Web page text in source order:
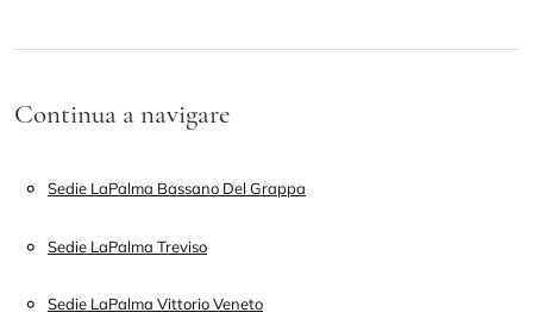
Continua a navigare
Sedie LaPalma Bassano Del Grappa
Sedie LaPalma Treviso
Sedie LaPalma Vittorio Veneto